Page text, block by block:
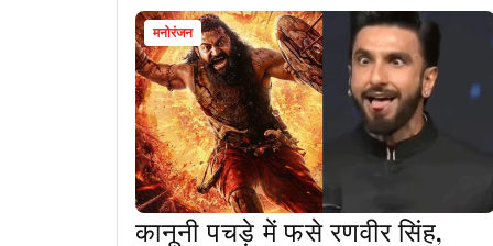
मनोरंजन
कानूनी पचड़े में फसे रणवीर सिंह,